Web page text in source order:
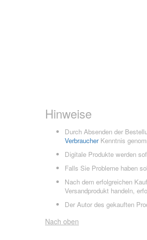
Hinweise
Durch Absenden der
VerbraucherKenntnis
Digitale Produkte werden
Falls Sie Probleme haben
Nach dem erfolgreichen
Versandprodukt handeln,
Der Autor des gekauften
Nach oben